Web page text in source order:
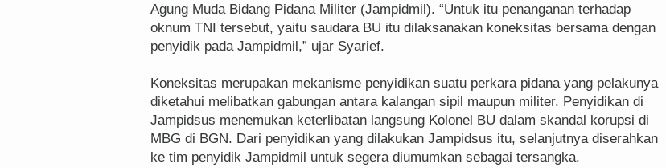
Agung Muda Bidang Pidana Militer (Jampidmil). “Untuk itu penanganan terhadap
oknum TNI tersebut, yaitu saudara BU itu dilaksanakan koneksitas bersama dengan
penyidik pada Jampidmil,” ujar Syarief.
Koneksitas merupakan mekanisme penyidikan suatu perkara pidana yang pelakunya
diketahui melibatkan gabungan antara kalangan sipil maupun militer. Penyidikan di
Jampidsus menemukan keterlibatan langsung Kolonel BU dalam skandal korupsi di
MBG di BGN. Dari penyidikan yang dilakukan Jampidsus itu, selanjutnya diserahkan
ke tim penyidik Jampidmil untuk segera diumumkan sebagai tersangka.